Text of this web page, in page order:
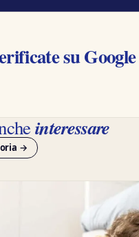
su Google
interessare
→